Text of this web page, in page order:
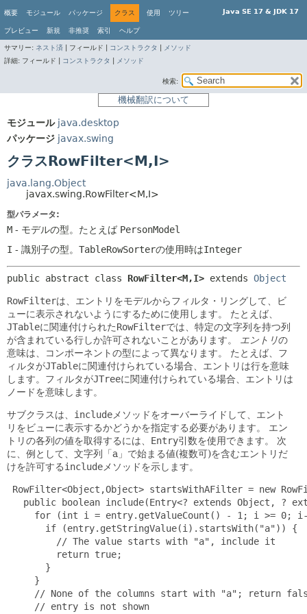
Java SE 17 & JDK 17
概要 モジュール パッケージ クラス 使用 ツリー
プレビュー 新規 非推奨 索引 ヘルプ
サマリー: ネスト済 フィールド | コンストラクタ
メソッド
詳細: フィールド | コンストラクタ メソッド
検索:
機械翻訳について
モジュール java.desktop
パッケージ javax.swing
クラスRowFilter<M,I>
java.lang.Object
javax.swing.RowFilter<M,I>
型パラメータ:
M - モデルの型。たとえば PersonModel
I - 識別子の型。 TableRowSorterの使用時はInteger
public abstract class RowFilter<M,I> extends Object
RowFilterは、エントリをモデルからフィルタ・リングして、ビ
ューに表示されないようにするために使用します。
たとえば、
JTableに関連付けられたRowFilterでは、特定の文字列を持つ列
が含まれている行しか許可されないことがあります。
エントリの
意味は、コンポーネントの型によって異なります。
たとえば、フ
ィルタがJTableに関連付けられている場合、エントリは行を意味
します。フィルタがJTreeに関連付けられている場合、エントリは
ノードを意味します。
サブクラスは、 include メソッドをオーバーライドして、エント
リをビューに表示するかどうかを指定する必要があります。
エン
トリの各列の値を取得するには、 Entry引数を使用できます。
次
に、例として、文字列「a」で始まる値(複数可)を含むエントリだ
けを許可するinclude メソッドを示します。
RowFilter<Object,Object> startsWithAFilter = new
public boolean include(Entry<? extends Object, ?
for (int i = entry.getValueCount() - 1; i >= 0;
       if (entry.getStringValue(i).startsWith("a")) {
         // The value starts with "a", include it
         return true;
       }
     }
// None of the columns start with "a"; return
     // entry is not shown